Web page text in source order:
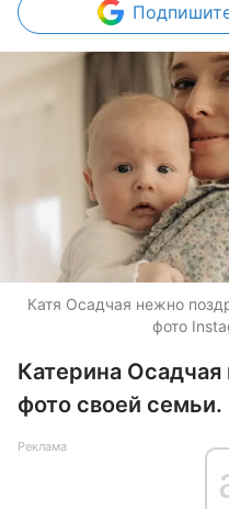
Катя Осадчая нежно
фото
Катерина Осадчая
фото своей семьи.
Реклама